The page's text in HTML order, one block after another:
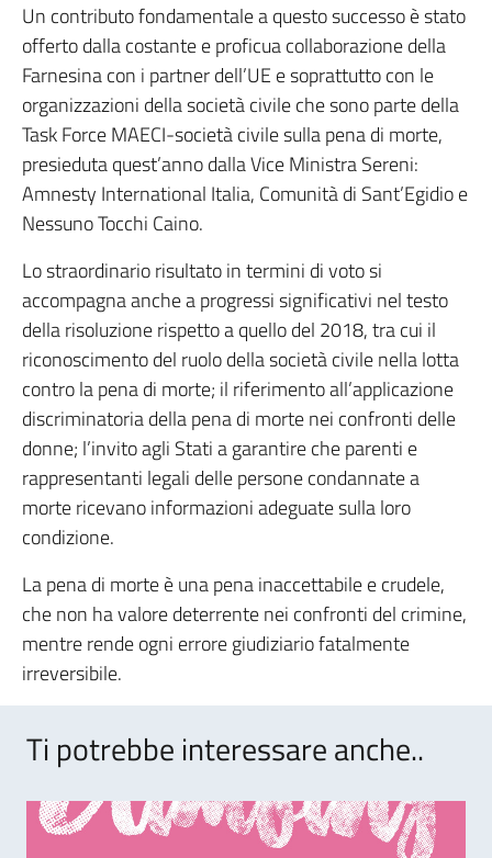
Un contributo fondamentale a questo successo è stato
offerto dalla costante e proficua collaborazione della
Farnesina con i partner dell’UE e soprattutto con le
organizzazioni della società civile che sono parte della
Task Force MAECI-società civile sulla pena di morte,
presieduta quest’anno dalla Vice Ministra Sereni:
Amnesty International Italia, Comunità di Sant’Egidio e
Nessuno Tocchi Caino.
Lo straordinario risultato in termini di voto si
accompagna anche a progressi significativi nel testo
della risoluzione rispetto a quello del 2018, tra cui il
riconoscimento del ruolo della società civile nella lotta
contro la pena di morte; il riferimento all’applicazione
discriminatoria della pena di morte nei confronti delle
donne; l’invito agli Stati a garantire che parenti e
rappresentanti legali delle persone condannate a
morte ricevano informazioni adeguate sulla loro
condizione.
La pena di morte è una pena inaccettabile e crudele,
che non ha valore deterrente nei confronti del crimine,
mentre rende ogni errore giudiziario fatalmente
irreversibile.
Ti potrebbe interessare anche..